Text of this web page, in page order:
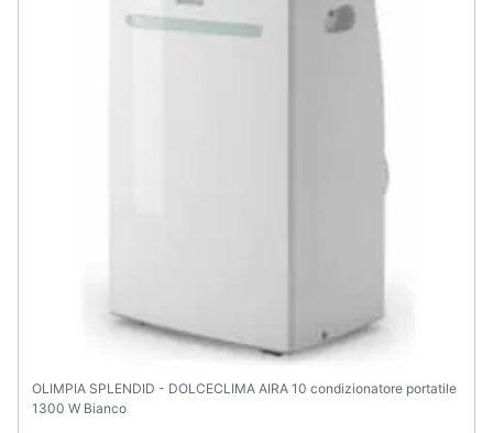
OLIMPIA SPLENDID - DOLCECLIMA AIRA 10 condizionatore portatile
1300 W Bianco